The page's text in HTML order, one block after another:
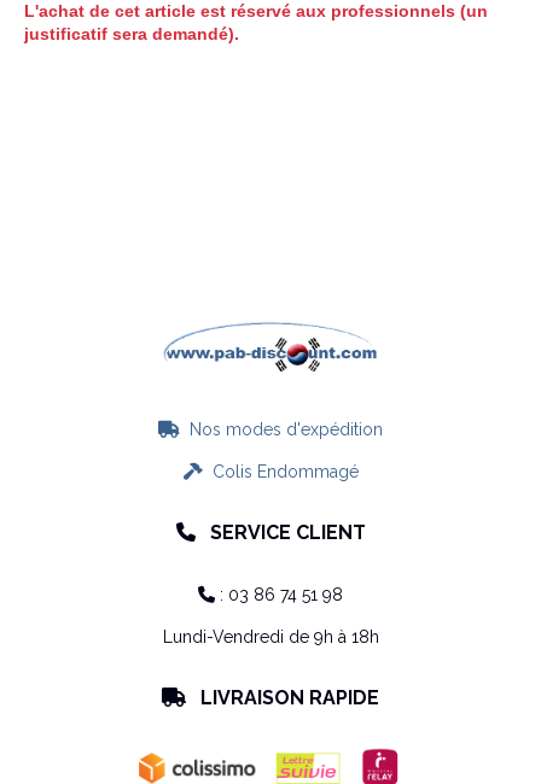
L'achat de cet article est réservé aux professionnels (un
justificatif sera demandé).
 Nos modes d'expédition
Colis Endommagé
 SERVICE CLIENT
 : 03 86 74 51 98
Lundi-Vendredi de 9h à 18h
 LIVRAISON RAPIDE